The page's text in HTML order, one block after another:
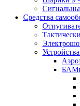
Средства